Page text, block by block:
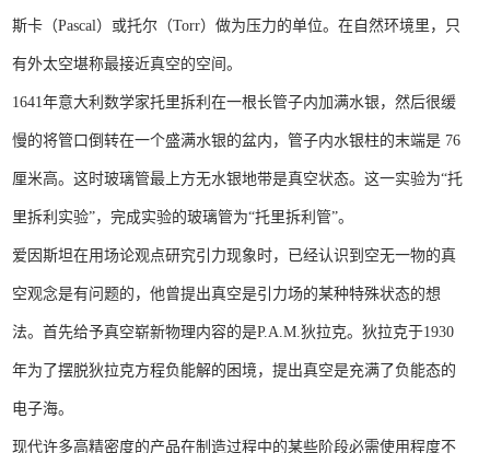
斯卡（Pascal）或托尔（Torr）做为压力的单位。在自然环境里，只
有外太空堪称最接近真空的空间。
1641年意大利数学家托里拆利在一根长管子内加满水银，然后很缓
慢的将管口倒转在一个盛满水银的盆内，管子内水银柱的末端是 76
厘米高。这时玻璃管最上方无水银地带是真空状态。这一实验为“托
里拆利实验”，完成实验的玻璃管为“托里拆利管”。
爱因斯坦在用场论观点研究引力现象时，已经认识到空无一物的真
空观念是有问题的，他曾提出真空是引力场的某种特殊状态的想
法。首先给予真空崭新物理内容的是P.A.M.狄拉克。狄拉克于1930
年为了摆脱狄拉克方程负能解的困境，提出真空是充满了负能态的
电子海。
现代许多高精密度的产品在制造过程中的某些阶段必需使用程度不